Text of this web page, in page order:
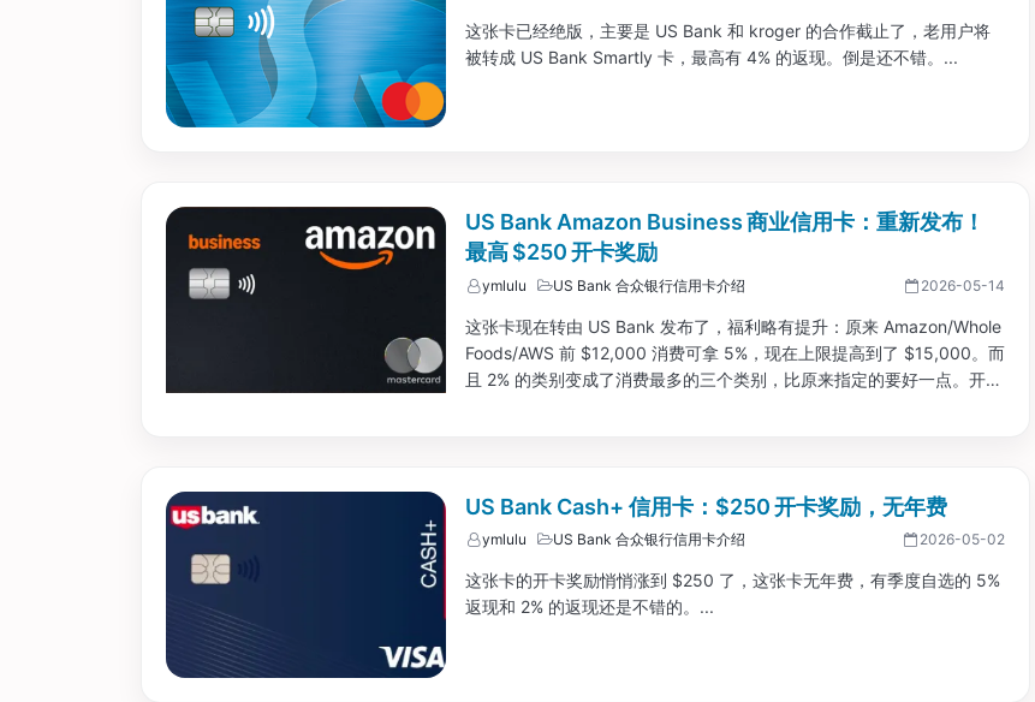
这张卡已经绝版，主要是 US Bank 和 kroger 的合作截止了，老用户将
被转成 US Bank Smartly 卡，最高有 4% 的返现。倒是还不错。...
US Bank Amazon Business 商业信用卡：重新发布！
最高 $250 开卡奖励
ymlulu US Bank 合众银行信用卡介绍 2026-05-14
这张卡现在转由 US Bank 发布了，福利略有提升：原来 Amazon/Whole
Foods/AWS 前 $12,000 消费可拿 5%，现在上限提高到了 $15,000。而
且 2% 的类别变成了消费最多的三个类别，比原来指定的要好一点。开卡
US Bank Cash+ 信用卡：$250 开卡奖励，无年费
ymlulu US Bank 合众银行信用卡介绍 2026-05-02
这张卡的开卡奖励悄悄涨到 $250 了，这张卡无年费，有季度自选的 5%
返现和 2% 的返现还是不错的。...